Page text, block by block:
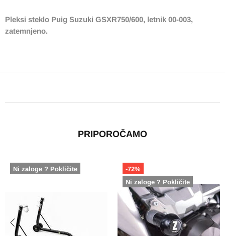
Pleksi steklo Puig Suzuki GSXR750/600, letnik 00-003,
zatemnjeno.
PRIPOROČAMO
Ni zaloge ? Pokličite
Ni zaloge ?